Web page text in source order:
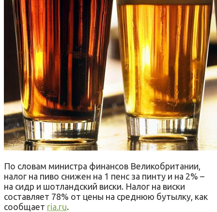
По словам министра финансов Великобритании,
налог на пиво снижен на 1 пенс за пинту и на 2% –
на сидр и шотландский виски. Налог на виски
составляет 78% от цены на среднюю бутылку, как
сообщает ria.ru.